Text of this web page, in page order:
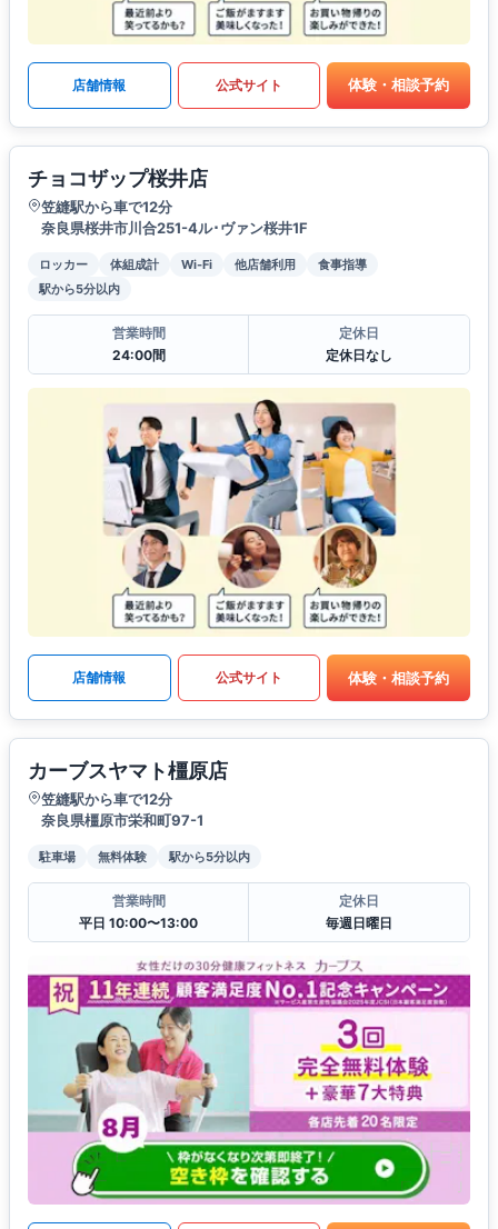
店舗情報 公式サイト 体験・相談予約
チョコザップ桜井店
笠縫駅から車で12分
奈良県桜井市川合251-4ル･ヴァン桜井1F
ロッカー 体組成計 Wi-Fi 他店舗利用
食事指導
駅から5分以内
営業時間
24:00間
定休日
定休日なし
店舗情報 公式サイト 体験・相談予約
カーブスヤマト橿原店
笠縫駅から車で12分
奈良県橿原市栄和町97-1
駐車場 無料体験 駅から5分以内
営業時間
平日 10:00〜13:00
定休日
毎週日曜日